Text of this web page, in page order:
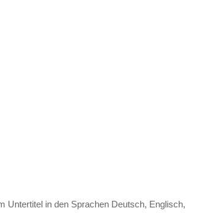
Untertitel in den Sprachen Deutsch, Englisch,